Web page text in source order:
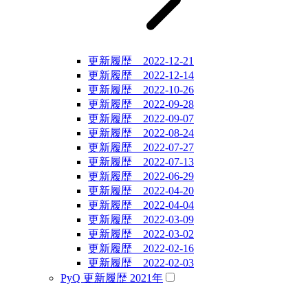
更新履歴 2022-12-21
更新履歴 2022-12-14
更新履歴 2022-10-26
更新履歴 2022-09-28
更新履歴 2022-09-07
更新履歴 2022-08-24
更新履歴 2022-07-27
更新履歴 2022-07-13
更新履歴 2022-06-29
更新履歴 2022-04-20
更新履歴 2022-04-04
更新履歴 2022-03-09
更新履歴 2022-03-02
更新履歴 2022-02-16
更新履歴 2022-02-03
PyQ 更新履歴 2021年